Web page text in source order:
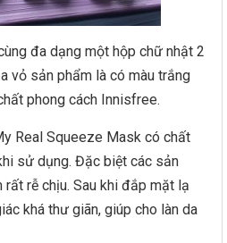
đa dạng một hộp chữ nhật 2
vỏ sản phẩm là có màu trắng
phong cách Innisfree.
Real Squeeze Mask có chất
sử dụng. Đặc biệt các sản
rễ chịu. Sau khi đắp mặt lạ
khá thư giãn, giúp cho làn da